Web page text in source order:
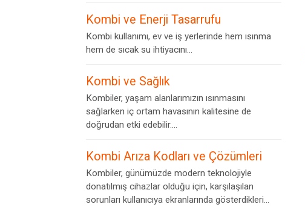
Kombi ve Enerji Tasarrufu
Kombi kullanımı, ev ve iş yerlerinde hem ısınma
hem de sıcak su ihtiyacını...
Kombi ve Sağlık
Kombiler, yaşam alanlarımızın ısınmasını
sağlarken iç ortam havasının kalitesine de
doğrudan etki edebilir....
Kombi Arıza Kodları ve Çözümleri
Kombiler, günümüzde modern teknolojiyle
donatılmış cihazlar olduğu için, karşılaşılan
sorunları kullanıcıya ekranlarında gösterdikleri...